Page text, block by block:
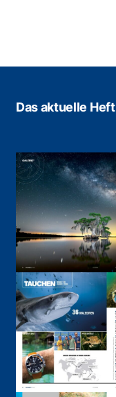
Das aktuelle Heft